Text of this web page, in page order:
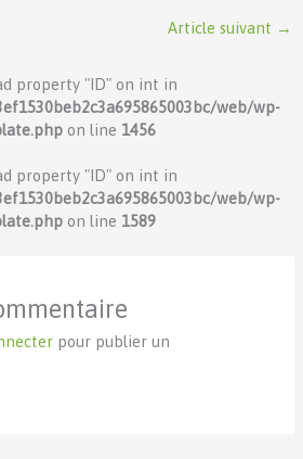
Article suivant →
property "ID" on int in
web/wp-
on line 1456
property "ID" on int in
web/wp-
on line 1589
pour publier un